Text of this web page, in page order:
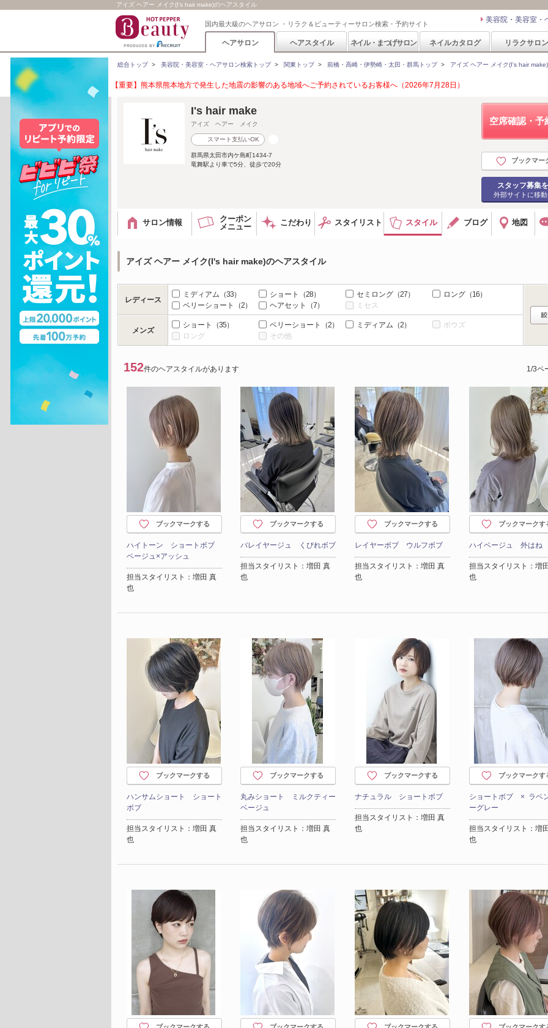
アイズ ヘアー メイク(I's hair make)のヘアスタイル
国内最大級のヘアサロン ・リラク＆ビューティーサロン検索・予約サイト 美容院・美容室・
ヘアサロン ヘアスタイル ネイル・まつげサロン ネイルカタログ リラクサロン
総合トップ> 美容院・美容室・ヘアサロン検索トップ> 関東トップ> 前橋・高崎・伊勢崎・太田・群馬トップ> アイズ ヘアー メイク(I's hair make)
【重要】熊本県熊本地方で発生した地震の影響のある地域へご予約されているお客様へ（2026年7月28日）
空席確認・予
ブックマー
スタッフ募集
外部サイトに移
I's hair make
アイズ ヘアー メイク
スマート支払いOK
群馬県太田市内ケ島町1434-7
竜舞駅より車で5分、徒歩で20分
サロン情報
クーポン
メニュー
こだわり スタイリスト スタイル ブログ 地図
アイズ ヘアー メイク(I's hair make)のヘアスタイル
レディース
ミディアム （33） ショート （28） セミロング （27） ロング （16）
ベリーショート
（2） ヘアセット （7） ミセス
メンズ
ショート （35） ベリーショート （2） ミディアム （2）
ボウズ
ロング
その他
152件のヘアスタイルがあります 1/3ペ
ブックマークする
ハイトーン ショートボブ
ベージュ×アッシュ
担当スタイリスト：増田 真
也
ブックマークする
バレイヤージュ くびれボブ
担当スタイリスト：増田 真
也
ブックマークする
レイヤーボブ ウルフボブ
担当スタイリスト：増田 真
也
ブックマークす
ハイベージュ 外はね
担当スタイリスト：増
也
ブックマークする
ハンサムショート ショート
ボブ
担当スタイリスト：増田 真
也
ブックマークする
丸みショート ミルクティー
ベージュ
担当スタイリスト：増田 真
也
ブックマークする
ナチュラル ショートボブ
担当スタイリスト：増田 真
也
ブックマークす
ショートボブ × ラベ
ーグレー
担当スタイリスト：増
也
ブックマークする ブックマークする ブックマークする ブックマークす